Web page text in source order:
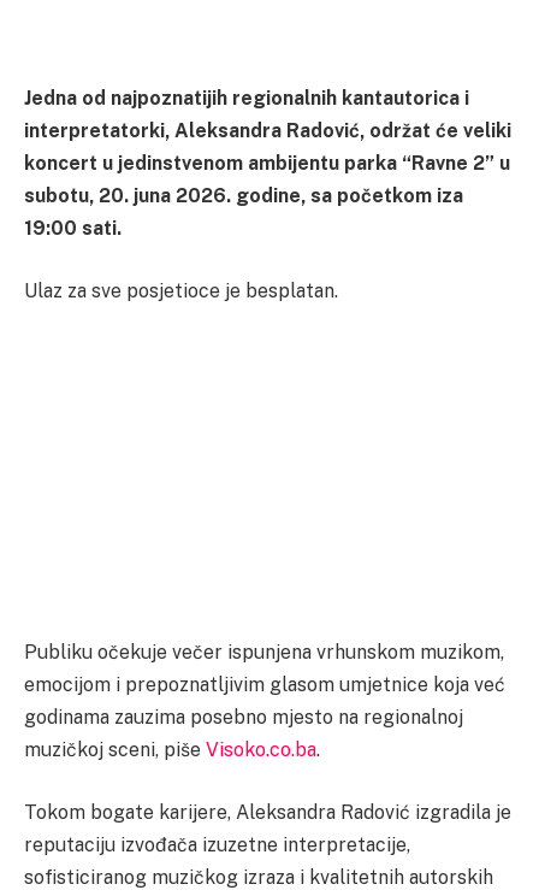
Jedna od najpoznatijih regionalnih kantautorica i
interpretatorki, Aleksandra Radović, održat će veliki
koncert u jedinstvenom ambijentu parka “Ravne 2” u
subotu, 20. juna 2026. godine, sa početkom iza
19:00 sati.
Ulaz za sve posjetioce je besplatan.
Publiku očekuje večer ispunjena vrhunskom muzikom,
emocijom i prepoznatljivim glasom umjetnice koja već
godinama zauzima posebno mjesto na regionalnoj
muzičkoj sceni, piše Visoko.co.ba.
Tokom bogate karijere, Aleksandra Radović izgradila je
reputaciju izvođača izuzetne interpretacije,
sofisticiranog muzičkog izraza i kvalitetnih autorskih